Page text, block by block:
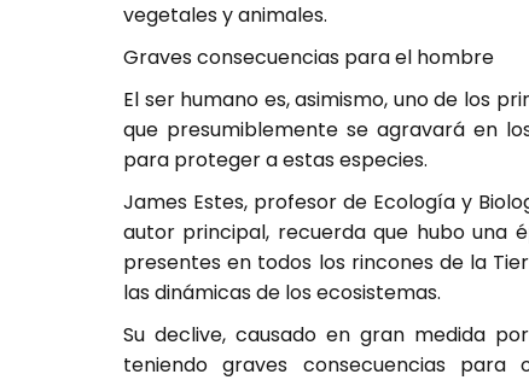
vegetales y animales.
Graves consecuencias para el hombre
El ser humano es, asimismo, uno de los
que presumiblemente se agravará en
para proteger a estas especies.
James Estes, profesor de Ecología y
autor principal, recuerda que hubo una
presentes en todos los rincones de la
las dinámicas de los ecosistemas.
Su declive, causado en gran medida
teniendo graves consecuencias